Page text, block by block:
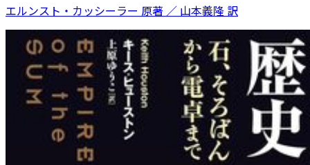
エルンスト・カッシーラー 原著 ／ 山本義隆 訳